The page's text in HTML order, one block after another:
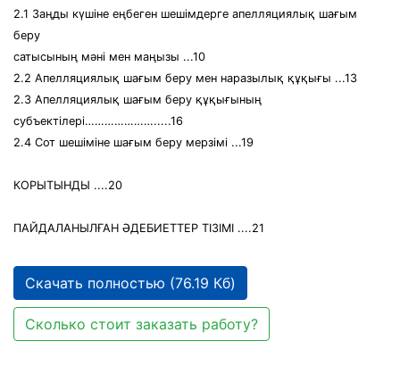
2.1 Заңды күшіне еңбеген шешімдерге апелляциялық шағым
беру
сатысының мәні мен маңызы ...10
2.2 Апелляциялық шағым беру мен наразылық құқығы ...13
2.3 Апелляциялық шағым беру құқығының
субъектілері………………….....16
2.4 Сот шешіміне шағым беру мерзімі ...19
КОРЫТЫНДЫ ....20
ПАЙДАЛАНЫЛҒАН ӘДЕБИЕТТЕР ТІЗІМІ ....21
Скачать полностью (76.19 Кб)
Сколько стоит заказать работу?